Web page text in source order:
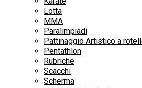
Lotta
MMA
Paralimpiadi
Pattinaggio Artistico a
Pentathlon
Rubriche
Scacchi
Scherma